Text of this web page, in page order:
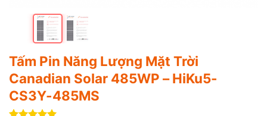
Tấm Pin Năng Lượng Mặt Trời
Canadian Solar 485WP – HiKu5-
CS3Y-485MS